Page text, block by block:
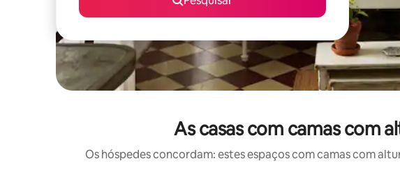
As casas com camas com
Os hóspedes concordam: estes espaços com camas com